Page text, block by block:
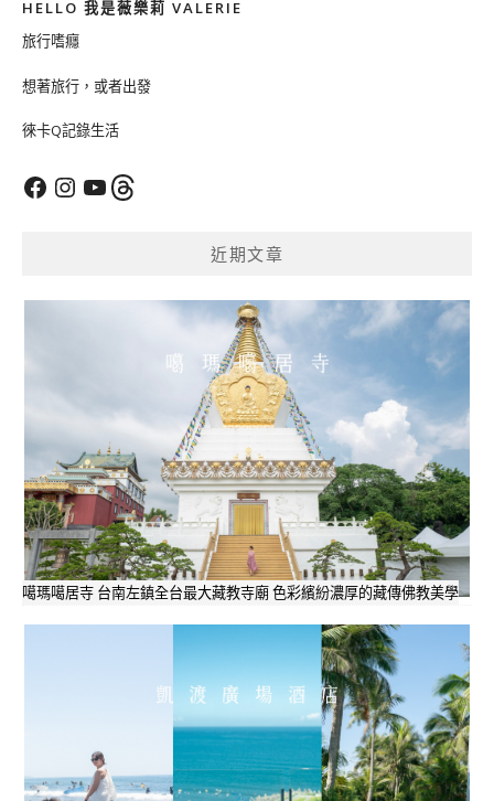
HELLO 我是薇樂莉 VALERIE
旅行嗜癮
想著旅行，或者出發
徠卡Q記錄生活
FacebookInstagram
YouTubeThreads
近期文章
噶瑪噶居寺 台南左鎮全台最大藏教寺廟 色彩繽紛濃厚的藏傳佛教美學